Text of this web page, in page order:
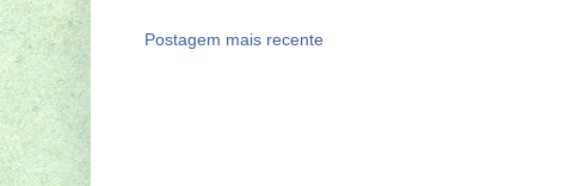
Postagem mais recente